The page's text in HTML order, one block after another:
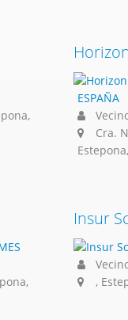
ESPAÑA
Cra.
Insur
,